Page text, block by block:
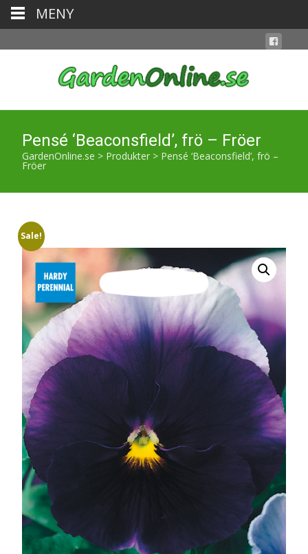
Pensé ‘Beaconsfield’, frö – Fröer
GardenOnline.se > Produkter > Pensé ‘Beaconsfield’, frö –
Fröer
Sale!
MENY